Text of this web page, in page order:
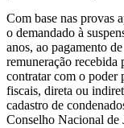
Com base nas provas
o demandado à
anos, ao pagamento
remuneração recebida
contratar com o poder
fiscais, direta ou
cadastro de
Conselho Nacional de